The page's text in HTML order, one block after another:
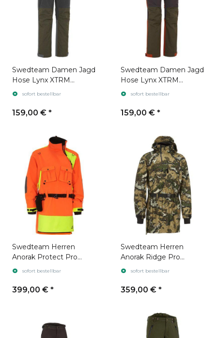
Swedteam Damen Jagd
Hose Lynx XTRM
Antibite Dark Grey
sofort bestellbar
159,00 € *
Swedteam Damen Jagd
Hose Lynx XTRM
Antibite Swedteam
sofort bestellbar
159,00 € *
Swedteam Herren
Anorak Protect Pro
Orange Neon
sofort bestellbar
399,00 € *
Swedteam Herren
Anorak Ridge Pro
Desolve Veil
sofort bestellbar
359,00 € *